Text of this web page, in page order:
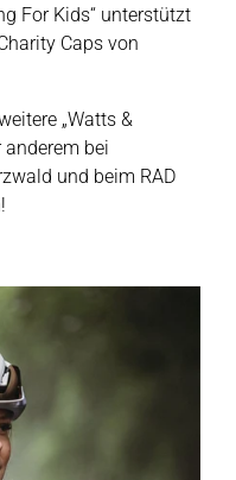
For Kids“ unterstützt
Caps von
„Watts &
anderem bei
und beim RAD